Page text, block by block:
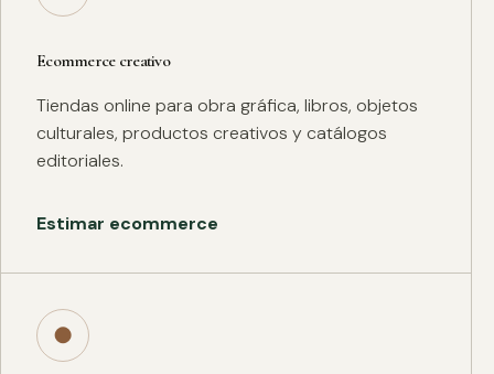
Ecommerce creativo
Tiendas online para obra gráfica, libros, objetos
culturales, productos creativos y catálogos
editoriales.
Estimar ecommerce
●